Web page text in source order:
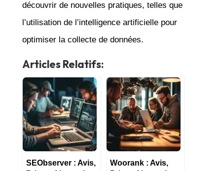
découvrir de nouvelles pratiques, telles que
l’utilisation de l’intelligence artificielle pour
optimiser la collecte de données.
Articles Relatifs:
SEObserver : Avis,
Woorank : Avis,